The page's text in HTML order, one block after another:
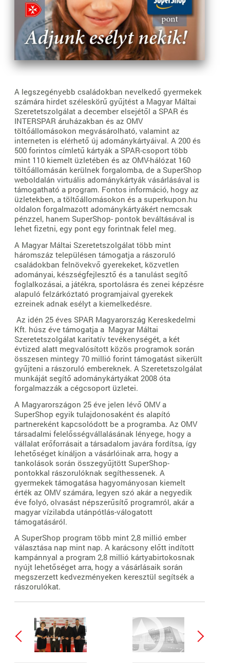
A legszegényebb családokban nevelkedő gyermekek
számára hirdet széleskörű gyűjtést a Magyar Máltai
Szeretetszolgálat a december elsejétől a SPAR és
INTERSPAR áruházakban és az OMV
töltőállomásokon megvásárolható, valamint az
interneten is elérhető új adománykártyáival. A 200 és
500 forintos címletű kártyák a SPAR-csoport több
mint 110 kiemelt üzletében és az OMV-hálózat 160
töltőállomásán kerülnek forgalomba, de a SuperShop
weboldalán virtuális adománykártyák vásárlásával is
támogatható a program. Fontos információ, hogy az
üzletekben, a töltőállomásokon és a superkupon.hu
oldalon forgalmazott adománykártyákért nemcsak
pénzzel, hanem SuperShop- pontok beváltásával is
lehet fizetni, egy pont egy forintnak felel meg.
A Magyar Máltai Szeretetszolgálat több mint
háromszáz településen támogatja a rászoruló
családokban felnövekvő gyerekeket, közvetlen
adományai, készségfejlesztő és a tanulást segítő
foglalkozásai, a játékra, sportolásra és zenei képzésre
alapuló felzárkóztató programjaival gyerekek
ezreinek adnak esélyt a kiemelkedésre.
Az idén 25 éves SPAR Magyarország Kereskedelmi
Kft. húsz éve támogatja a Magyar Máltai
Szeretetszolgálat karitatív tevékenységét, a két
évtized alatt megvalósított közös programok során
összesen mintegy 70 millió forint támogatást sikerült
gyűjteni a rászoruló embereknek. A Szeretetszolgálat
munkáját segítő adománykártyákat 2008 óta
forgalmazzák a cégcsoport üzletei.
A Magyarországon 25 éve jelen lévő OMV a
SuperShop egyik tulajdonosaként és alapító
partnereként kapcsolódott be a programba. Az OMV
társadalmi felelősségvállalásának lényege, hogy a
vállalat erőforrásait a társadalom javára fordítsa, így
lehetőséget kínáljon a vásárlóinak arra, hogy a
tankolások során összegyűjtött SuperShop-
pontokkal rászorulóknak segíthessenek. A
gyermekek támogatása hagyományosan kiemelt
érték az OMV számára, legyen szó akár a negyedik
éve folyó, olvasást népszerűsítő programról, akár a
magyar vízilabda utánpótlás-válogatott
támogatásáról.
A SuperShop program több mint 2,8 millió ember
választása nap mint nap. A karácsony előtt indított
kampánnyal a program 2,8 millió kártyabirtokosnak
nyújt lehetőséget arra, hogy a vásárlásaik során
megszerzett kedvezményeken keresztül segítsék a
rászorulókat.